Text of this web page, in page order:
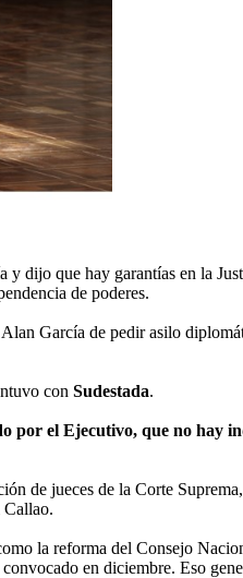
dijo que hay garantías en la
de poderes.
García de pedir asilo
con Sudestada.
por el Ejecutivo, que no hay
de jueces de la Corte
Callao.
la reforma del Consejo
en diciembre. Eso